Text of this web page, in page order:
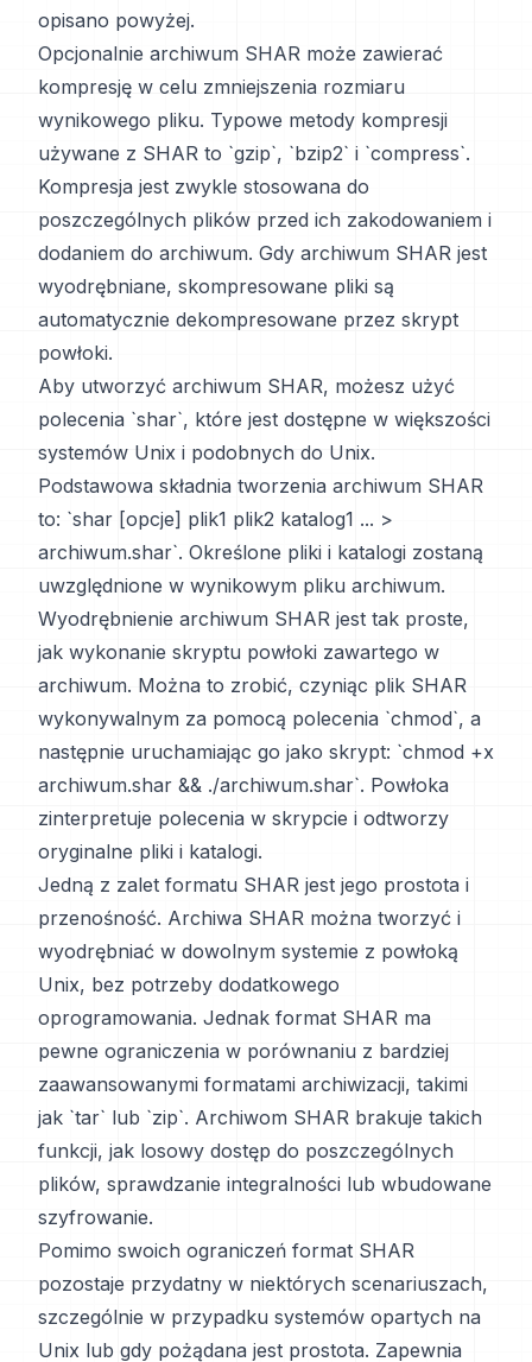
opisano powyżej.
Opcjonalnie archiwum SHAR może zawierać
kompresję w celu zmniejszenia rozmiaru
wynikowego pliku. Typowe metody kompresji
używane z SHAR to `gzip`, `bzip2` i `compress`.
Kompresja jest zwykle stosowana do
poszczególnych plików przed ich zakodowaniem i
dodaniem do archiwum. Gdy archiwum SHAR jest
wyodrębniane, skompresowane pliki są
automatycznie dekompresowane przez skrypt
powłoki.
Aby utworzyć archiwum SHAR, możesz użyć
polecenia `shar`, które jest dostępne w większości
systemów Unix i podobnych do Unix.
Podstawowa składnia tworzenia archiwum SHAR
to: `shar [opcje] plik1 plik2 katalog1 ... >
archiwum.shar`. Określone pliki i katalogi zostaną
uwzględnione w wynikowym pliku archiwum.
Wyodrębnienie archiwum SHAR jest tak proste,
jak wykonanie skryptu powłoki zawartego w
archiwum. Można to zrobić, czyniąc plik SHAR
wykonywalnym za pomocą polecenia `chmod`, a
następnie uruchamiając go jako skrypt: `chmod +x
archiwum.shar && ./archiwum.shar`. Powłoka
zinterpretuje polecenia w skrypcie i odtworzy
oryginalne pliki i katalogi.
Jedną z zalet formatu SHAR jest jego prostota i
przenośność. Archiwa SHAR można tworzyć i
wyodrębniać w dowolnym systemie z powłoką
Unix, bez potrzeby dodatkowego
oprogramowania. Jednak format SHAR ma
pewne ograniczenia w porównaniu z bardziej
zaawansowanymi formatami archiwizacji, takimi
jak `tar` lub `zip`. Archiwom SHAR brakuje takich
funkcji, jak losowy dostęp do poszczególnych
plików, sprawdzanie integralności lub wbudowane
szyfrowanie.
Pomimo swoich ograniczeń format SHAR
pozostaje przydatny w niektórych scenariuszach,
szczególnie w przypadku systemów opartych na
Unix lub gdy pożądana jest prostota. Zapewnia